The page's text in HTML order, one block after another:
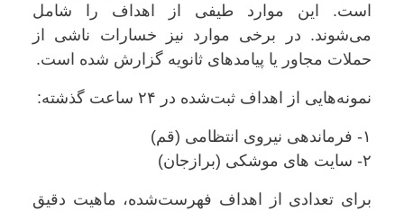
است. این موارد طیفی از اهداف را شامل
می‌شوند. در برخی موارد نیز خسارات ناشی از
حملات مجاور یا پیامدهای ثانویه گزارش شده است.
نمونه‌هایی از اهداف ثبت‌شده در ۲۴ ساعت گذشته:
برای تعدادی از اهداف فهرست‌شده، ماهیت دقیق